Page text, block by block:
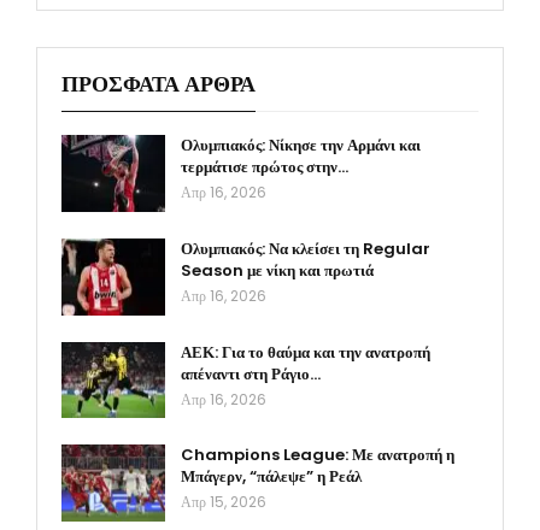
ΠΡΟΣΦΑΤΑ ΑΡΘΡΑ
Ολυμπιακός: Νίκησε την Αρμάνι και
τερμάτισε πρώτος στην…
Απρ 16, 2026
Ολυμπιακός: Να κλείσει τη Regular
Season με νίκη και πρωτιά
Απρ 16, 2026
ΑΕΚ: Για το θαύμα και την ανατροπή
απέναντι στη Ράγιο…
Απρ 16, 2026
Champions League: Με ανατροπή η
Μπάγερν, “πάλεψε” η Ρεάλ
Απρ 15, 2026